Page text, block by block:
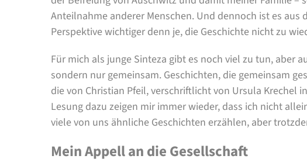
Anteilnahme anderer Menschen. Und dennoch ist es
Perspektive wichtiger denn je, die Geschichte nicht zu
Für mich als junge Sinteza gibt es noch viel zu tun, aber
sondern nur gemeinsam. Geschichten, die gemeinsam
die von Christian Pfeil, verschriftlicht von Ursula Krechel
Lesung dazu zeigen mir immer wieder, dass ich nicht
viele von uns ähnliche Geschichten erzählen, aber
Mein Appell an die Gesellschaft